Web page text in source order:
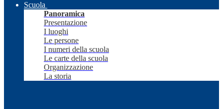
Scuola
Panoramica
Presentazione
I luoghi
Le persone
I numeri della scuola
Le carte della scuola
Organizzazione
La storia